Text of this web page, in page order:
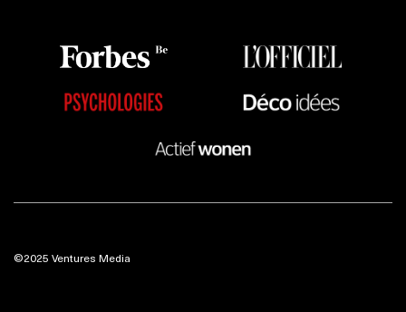
©2025 Ventures Media